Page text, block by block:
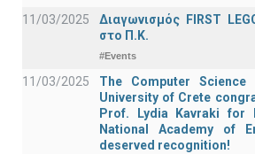
11/03/2025
Διαγωνισμός FIRST
στο Π.Κ.
#Events
11/03/2025
The Computer
University of Crete
Prof. Lydia Kavraki
National Academy of
deserved recognition!